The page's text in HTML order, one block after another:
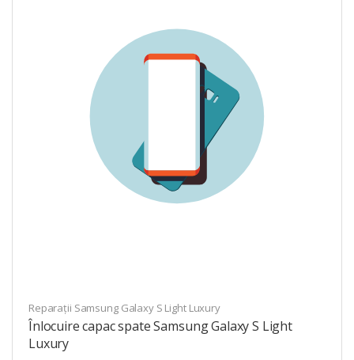
Reparații Samsung Galaxy S Light Luxury
Înlocuire capac spate Samsung Galaxy S Light
Luxury